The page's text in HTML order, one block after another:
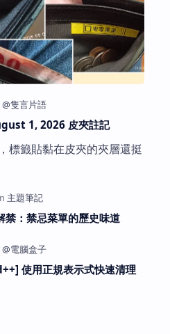
1, 2026 皮夾註記
標籤貼黏在皮夾的夾層還挺
禁：禁忌菜單的歷史味道
使用正規表示式快速清理